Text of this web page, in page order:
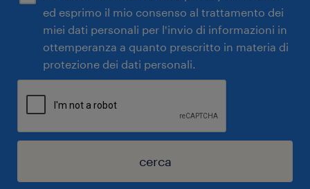
ed esprimo il mio consenso al trattamento dei
miei dati personali per l'invio di informazioni in
ottemperanza a quanto prescritto in materia di
protezione dei dati personali.
cerca